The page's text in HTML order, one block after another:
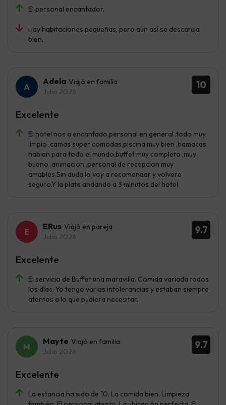
El personal encantador.
Hay habitaciones pequeñas, pero aún así se descansa
bien.
10
Adela Viajó en familia
Julio 2026
El hotel nos a encantado,personal en general ,todo muy
limpio ,camas super comodas,piscina muy bien ,hamacas
habian para todo el mundo,buffet muy completo ,muy
bueno ,animacion ,personal de recepcion muy
amables.Sin duda lo voy a recomendar y volvere
seguro.Y la plata andando a 3 minutos del hotel
Excelente
9.7
ERus Viajó en pareja
Julio 2026
El servicio de Buffet una maravilla. Comida variada todos
los días. Yo tengo varias intolerancias y estaban siempre
atentos a lo que pudiera necesitar.
Excelente
9.7
Mayte Viajó en familia
Julio 2026
La estancia ha sido de 10. La comida bien. Limpieza
Excelente